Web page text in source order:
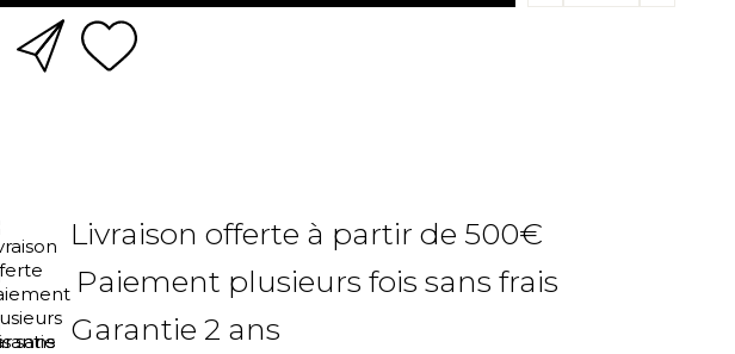
Livraison offerte à partir de 500€
Paiement plusieurs fois sans frais
Garantie 2 ans